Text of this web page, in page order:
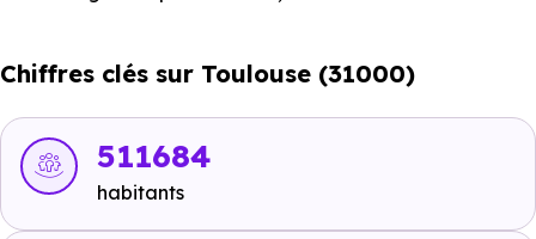
km, soit 7 min en voiture ou à 5 km, soit 1h 00 min à
Bus :
Ligne L9 - Ligne 357 - Ligne 386 : Montaudran-
La Rivièreà 72 m, soit 0 min en voiture ou à 72 m, soit
Chiffres clés sur Toulouse (31000)
511684
habitants